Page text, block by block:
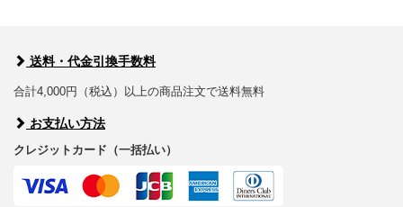
送料・代金引換手数料
合計4,000円（税込）以上の商品注文で送料無料
お支払い方法
クレジットカード（一括払い）